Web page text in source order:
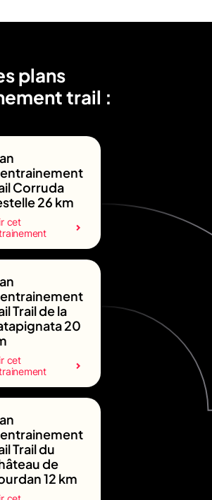
plans
trail :
Corruda
26 km
cet
Trail de la
20
cet
Trail du
de
12 km